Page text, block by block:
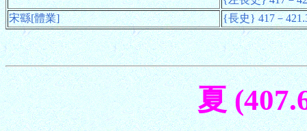
宋繇[體業]
{長史} 417－
夏